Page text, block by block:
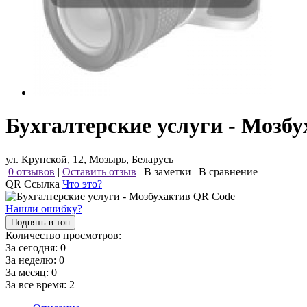
Бухгалтерские услуги -
ул. Крупской, 12, Мозырь, Беларусь
0 отзывов | Оставить отзыв | В заметки | В сравнение
QR Ссылка Что это?
Нашли ошибку?
Поднять в топ
Количество просмотров:
За сегодня: 0
За неделю: 0
За месяц: 0
За все время: 2